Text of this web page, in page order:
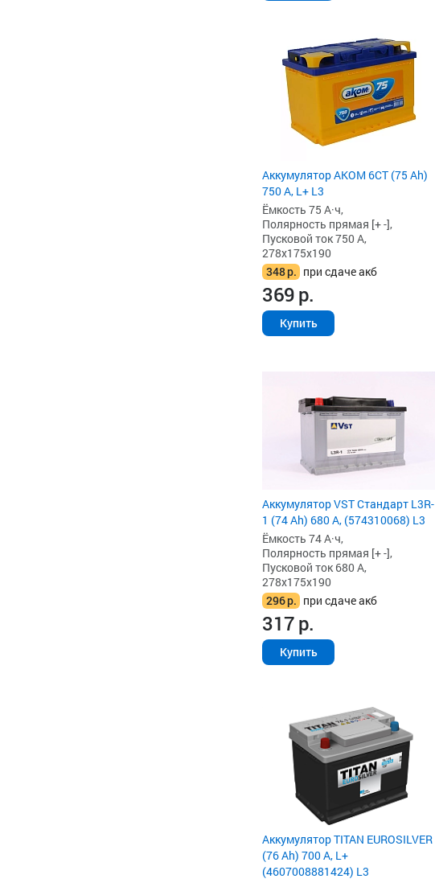
Аккумулятор AKOM 6СТ (75 Ah)
750 А, L+ L3
Ёмкость 75 А·ч,
Полярность прямая [+ -],
Пусковой ток 750 А,
278x175x190
348р. при сдаче акб
369р.
Купить
Аккумулятор VST Стандарт L3R-
1 (74 Ah) 680 А, (574310068) L3
Ёмкость 74 А·ч,
Полярность прямая [+ -],
Пусковой ток 680 А,
278x175x190
296р. при сдаче акб
317р.
Купить
Аккумулятор TITAN EUROSILVER
(76 Ah) 700 А, L+
(4607008881424) L3